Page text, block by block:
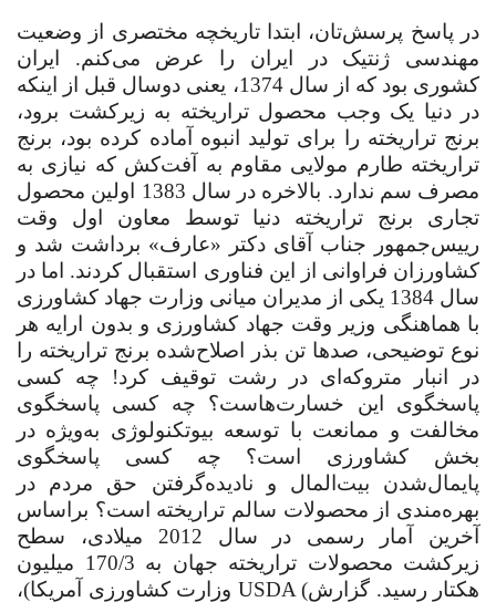
در پاسخ پرسش‌تان، ابتدا تاریخچه مختصری از وضعیت
مهندسی ژنتیک در ایران را عرض می‌کنم. ایران
کشوری بود که از سال 1374، یعنی دوسال قبل از اینکه
در دنیا یک وجب محصول تراریخته به زیرکشت برود،
برنج تراریخته را برای تولید انبوه آماده کرده بود، برنج
تراریخته طارم مولایی مقاوم به آفت‌کش که نیازی به
مصرف سم ندارد. بالاخره در سال 1383 اولین محصول
تجاری برنج تراریخته دنیا توسط معاون اول وقت
رییس‌جمهور جناب آقای دکتر «عارف» برداشت شد و
کشاورزان فراوانی از این فناوری استقبال کردند. اما در
سال 1384 یکی از مدیران میانی وزارت جهاد کشاورزی
با هماهنگی وزیر وقت جهاد کشاورزی و بدون ارایه هر
نوع توضیحی، صدها تن بذر اصلاح‌شده برنج تراریخته را
در انبار متروکه‌ای در رشت توقیف کرد! چه کسی
پاسخگوی این خسارت‌هاست؟ چه کسی پاسخگوی
مخالفت و ممانعت با توسعه بیوتکنولوژی به‌ویژه در
بخش کشاورزی است؟ چه کسی پاسخگوی
پایمال‌شدن بیت‌المال و نادیده‌گرفتن حق مردم در
بهره‌مندی از محصولات سالم تراریخته است؟ براساس
آخرین آمار رسمی در سال 2012 میلادی، سطح
زیرکشت محصولات تراریخته جهان به 170/3 ‌میلیون
هکتار رسید. گزارشUSDA ( وزارت کشاورزی آمریکا)،